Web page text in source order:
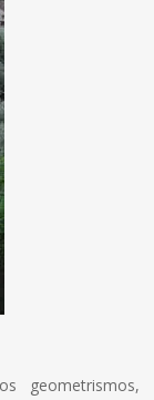
geometrismos,